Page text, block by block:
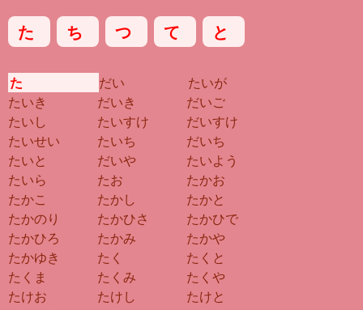
移
動
た ち つ て と
た だい
たいが
たいき
だいき
だいご
たいし
たいすけ
だいすけ
たいせい
たいち
だいち
たいと
だいや
たいよう
たいら
たお
たかお
たかこ
たかし
たかと
たかのり
たかひさ
たかひで
たかひろ
たかみ
たかや
たかゆき
たく
たくと
たくま
たくみ
たくや
たけお
たけし
たけと